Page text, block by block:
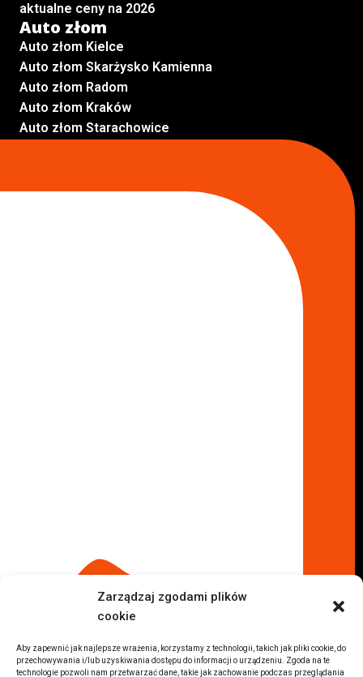
Zarządzaj zgodami plików
cookie
Aby zapewnić jak najlepsze wrażenia, korzystamy z technologii, takich jak pliki cookie, do
przechowywania i/lub uzyskiwania dostępu do informacji o urządzeniu. Zgoda na te
technologie pozwoli nam przetwarzać dane, takie jak zachowanie podczas przeglądania
aktualne ceny na 2026
Auto złom
Auto złom Kielce
Auto złom Skarżysko Kamienna
Auto złom Radom
Auto złom Kraków
Auto złom Starachowice
Inne lokalizacje
Komis samochodowy Sochaczew
Inne Lokalizacje
Auta z USA Rzeszów
Auta z USA Białystok